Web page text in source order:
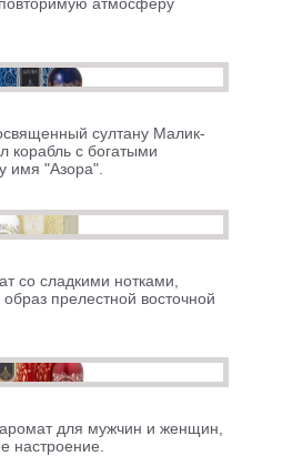
султану Малик-
корабль с богатыми
имя "Азора".
со сладкими нотками,
прелестной восточной
для мужчин и женщин,
настроение.